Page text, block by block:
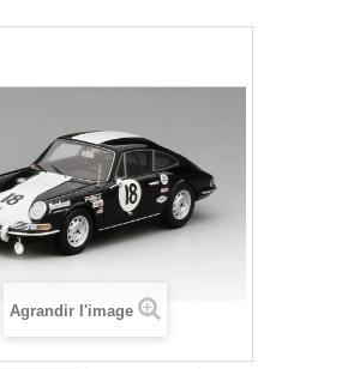
Agrandir l'image